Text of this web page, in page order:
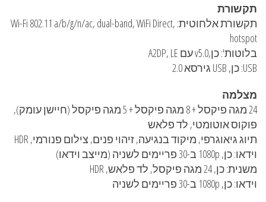
תקשורת
תקשורת אלחוטית: Wi-Fi 802.11 a/b/g/n/ac, dual-band, WiFi Direct,
hotspot
בלוטות': כן,v5.0 עם A2DP, LE
USB: כן, USB גירסא 2.0
מצלמה
24 מגה פיקסל + 8 מגה פיקסל + 5 מגה פיקסל (חיישן עומק),
פוקוס אוטומטי, לד פלאש
תיוג גיאוגרפי, מיקוד בנגיעה, זיהוי פנים, צילום פנורמי, HDR
וידאו: כן, 1080p ב-30 פריימים לשניה (מייצב וידאו)
משנית: כן, 24 מגה פיקסל, לד פלאש, HDR
וידאו: כן, 1080p ב-30 פריימים לשניה